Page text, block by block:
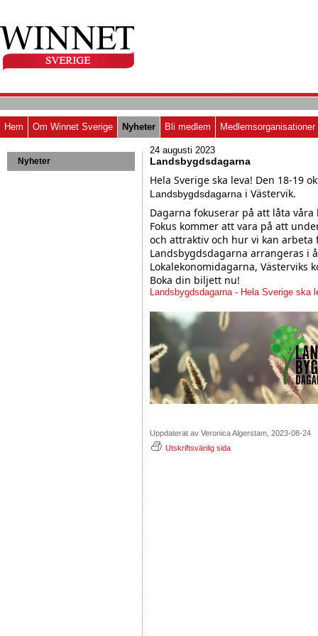
Hem Om Winnet Sverige Nyheter Bli medlem Medlemsorganisationer
Nyheter
24 augusti 2023
Landsbygdsdagarna
Hela Sverige ska leva! Den 18-19
Landsbygdsdagarna i Västervik.
Dagarna fokuserar på att låta våra
Fokus kommer att vara på att
och attraktiv och hur vi kan arbeta
Landsbygdsdagarna arrangeras i
Lokalekonomidagarna, Västerviks
Boka din biljett nu!
Landsbygdsdagarna - Hela Sverige ska
Uppdaterat av Veronica Algerstam, 2023-08-24
Utskriftsvänlig sida